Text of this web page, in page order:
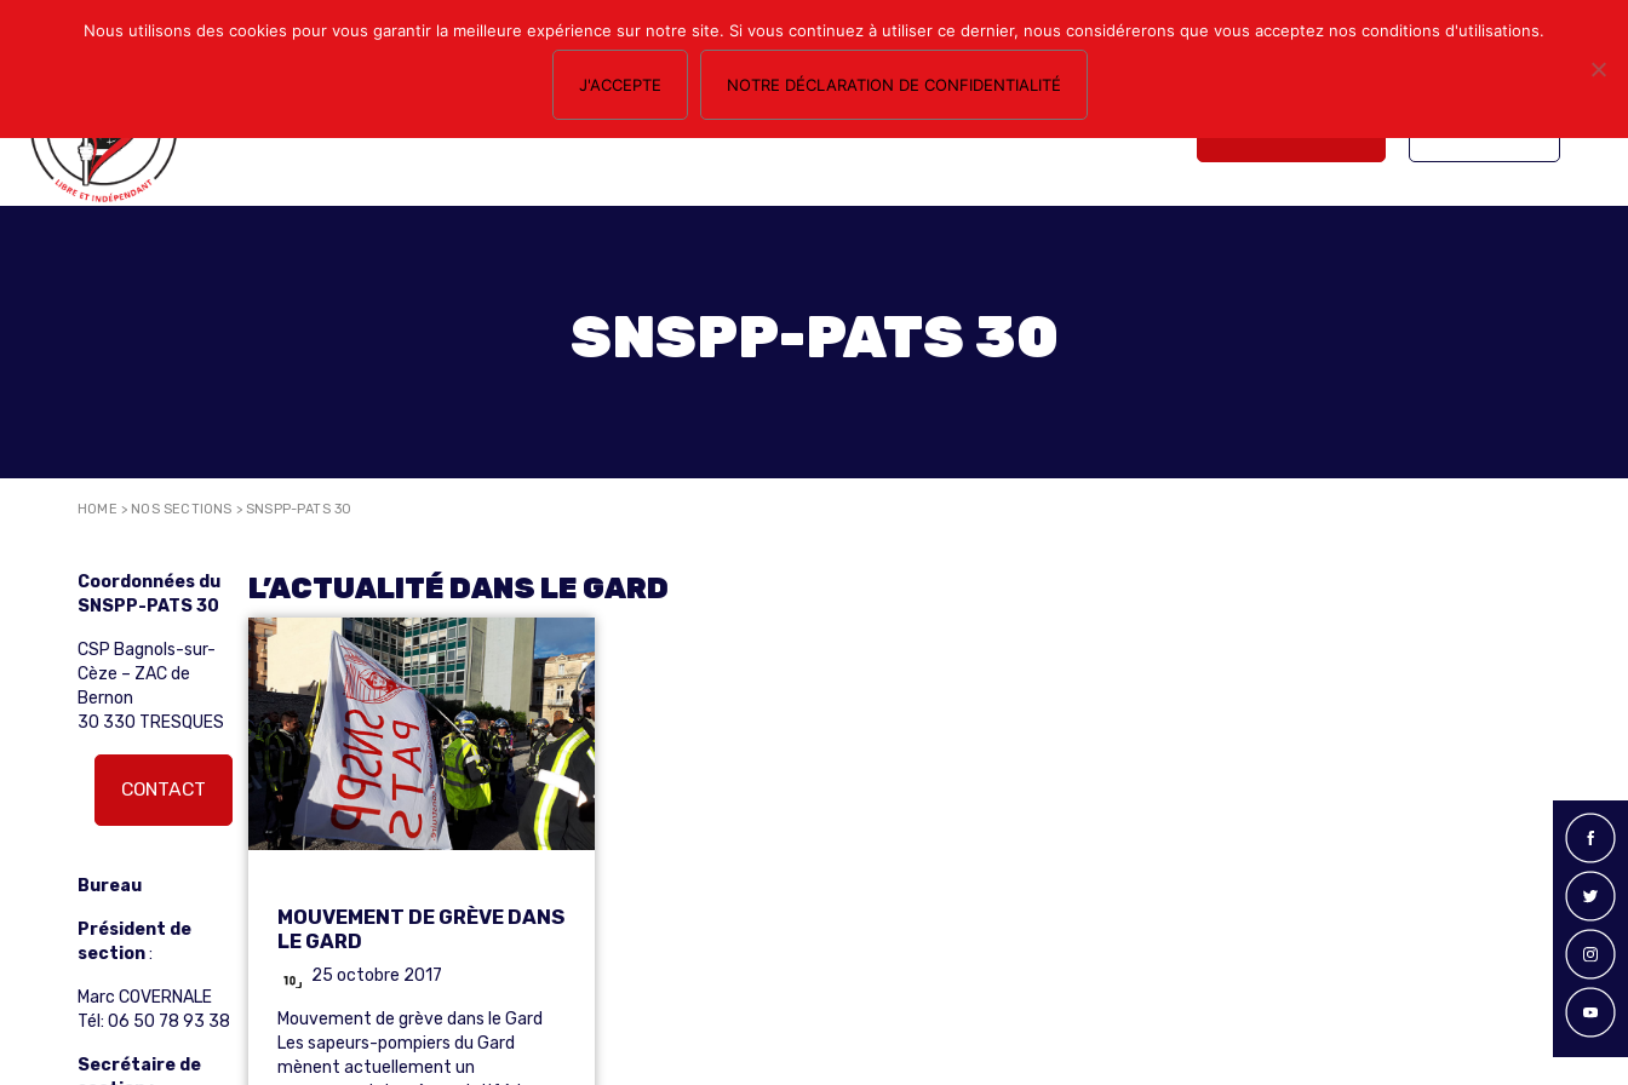
Mon compte Nous contacter
NOS SECTIONS LE MAGAZINE ESPACE ADHÉRENTS FORMATION SYNDICALE
SNSPP-PATS 30
HOME > NOS SECTIONS > SNSPP-PATS 30
Coordonnées du
SNSPP-PATS 30
CSP Bagnols-sur-
Cèze – ZAC de
Bernon
30 330 TRESQUES
CONTACT
Bureau
Président de
section:
Marc COVERNALE
Tél: 06 50 78 93 38
Secrétaire de
L’ACTUALITÉ DANS LE GARD
MOUVEMENT DE GRÈVE DANS
LE GARD
25 octobre 2017
Mouvement de grève dans le Gard
Les sapeurs-pompiers du Gard
mènent actuellement un
Nous utilisons des cookies pour vous garantir la meilleure expérience sur notre site. Si vous continuez à utiliser ce dernier, nous considérerons que vous acceptez nos conditions d'utilisations.
J'ACCEPTE NOTRE DÉCLARATION DE CONFIDENTIALITÉ